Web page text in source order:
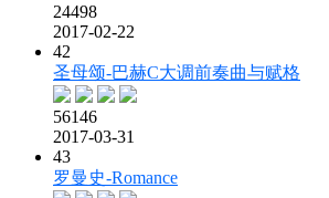
24498
2017-02-22
42
圣母颂-巴赫C大调前奏曲与赋格
56146
2017-03-31
43
罗曼史-Romance